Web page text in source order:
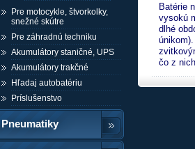
Pre motocykle, štvorkolky,
snežné skútre
Pre záhradnú techniku
Akumulátory staničné, UPS
Akumulátory trakčné
Hľadaj autobatériu
Príslušenstvo
Pneumatiky
Batérie
vysokú
dlhé
čo z